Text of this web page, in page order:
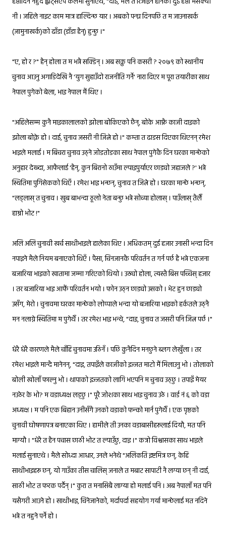
नी । जहिले नाइट काम मात्र हाल्दिन्छ यार । अबको पन्घ्र दिनपछि त म जाउनाखर्क
(जामुनाखर्क)को ढाँडा (डाँडा हैन्) हुन्छु ।"
"ए, हो र ?" हैन् होला त म भन्नै सक्दिन् । अब सक्नु पनि कसरी ?२०७९को स्थानीय
चुनाव आउनु अगाडिदेखि नै 'युग सुहाउँदो राजनीति गर्ने' नारा दिएर म पूरा तयारीका साथ
नेपाल पुगेको बेला, भाइ नेपाल मैं थिए ।
"अहिलेसम्म कुनै माइकालालको झोला बोकिएको छैन्, बोके आफ्नै काजी दाइको
झोला बोक्ने हो । दाई, चुनाव जसरी नी जित्ने हो ।" कम्ता त ढाडस दिएका थिएनन् रमेश
भाइले मलाई । म बिचरा चुनाव उठ्ने जोडतोडका साथ नेपाल पुगेकै दिन घरका मान्छेको
अनुहार देख्दा, आफैलाई 'हैन्, कुन बिरानो ठाउँमा ल्याइपुर्याएर छाड्यो जहाजले ?' भन्ने
स्थितिमा पुगिसेकको थिएँ । रमेश भाइ भन्छन्, चुनाव त जित्ने हो । घरका मान्छे भन्छन्,
"लड्लास् त चुनाव । खुब बाभन्दा ठूलो नेता बन्छु भन्ने सोच्या होलास् । पाउँलास् तैलेँ
हाम्रो भोट !"
अलि अलि चुनावी खर्च साथीभाइले हालेका थिए । अधिकतम् दुई हजार उनासी भन्दा दिन
नपाइने मैले नियम बनाएको थिएँ । पैसा, चिनजानकै परिवर्तन त गर्न पर्छ है भन्ने एकजना
बजारिया भाइको खातामा जम्मा गरिएको थियो । उठ्यो होला, त्यस्तै बिस पच्चिस् हजार
। तर बजारिया भाइ आफैं परिवर्तन भयो । फोन उठ्न छाड्यो उसको । भेट हुन छाड्यो
उसँग, मेरो । चुनावमा घरका मान्छेको लोप्पाले भन्दा यो बजारिया भाइको हर्कतले उठ्नै
मन नलाग्ने स्थितिमा म पुगेथेँ । तर रमेश भाइ भन्थे, "दाइ, चुनाव त जसरी पनि जित्न पर्छ ।"
धेरै धेरै कारणले मैले चाँहि चुनावमा उठिनँ । पछि कुनैदिन मनछुने ब्लग लेखुँला । तर
रमेश भाइले मान्दै मानेनन्, "दाइ, तपाइँले काजीको इज्जत माटो मैं मिलाउनु भो । तोलाको
बोली खोलाँ फाल्नु भो । थापाको इज्जतको लागि भएपनि म चुनाव उठ्छु । तपाइँ मेयर
नउठेर के भो? म वडाध्यक्ष लड्छु ।" पूरै जोशका साथ भाइ चुनाव उठे । वार्ड नं६को वडा
अध्यक्ष । म पनि एक बिहान उनीसँगै उनको वडाको फन्को मार्न पुगेथेँ । एक पृष्ठको
चुनावी घोषणापत्र बनाएका थिए । हामीले ती उनका वडाबासीहरूलाई दियौ, मत पनि
माग्यौ । "धेरै त हैन पचास छाठी भोट त ल्याउँछु, दाइ ।" कत्रो विश्वासका साथ भाइले
मलाई सुनाएथे । मैले सोध्दा आधार, उनले भनेथे "अलिकति इष्टमित्र छन्, केहि
साथीभाइहरू छन्, यो गाउँका तीस चालिस् जनाले त मबाट सापाटी नै लग्या छन् नी दाई,
साठी भोट त फरक पर्दैन् ।" कुरा त मनासिबै लाग्या हो मलाई पनि । अब नेपालाँ मत पनि
यसैगरी आउने हो । साथीभाइ, चिनेजानेको, मर्दापर्दा सहयोग गर्या मान्छेलाई मत नदिने
भन्ने त नहुने पर्ने हो ।